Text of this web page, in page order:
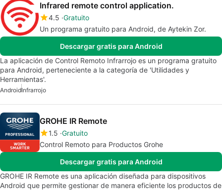
Infrared remote control application.
4.5 Gratuito
Un programa gratuito para Android, de Aytekin Zor.
Descargar gratis para Android
La aplicación de Control Remoto Infrarrojo es un programa gratuito
para Android, perteneciente a la categoría de 'Utilidades y
Herramientas'.
AndroidInfrarrojo
GROHE IR Remote
1.5 Gratuito
Control Remoto para Productos Grohe
Descargar gratis para Android
GROHE IR Remote es una aplicación diseñada para dispositivos
Android que permite gestionar de manera eficiente los productos de